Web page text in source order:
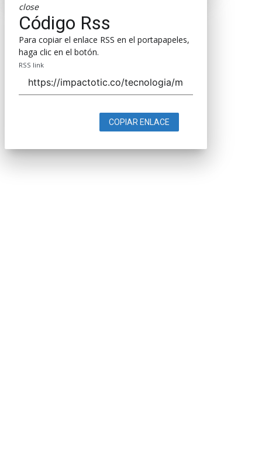
close
Código Rss
Para copiar el enlace RSS en el portapapeles,
haga clic en el botón.
RSS link
COPIAR ENLACE